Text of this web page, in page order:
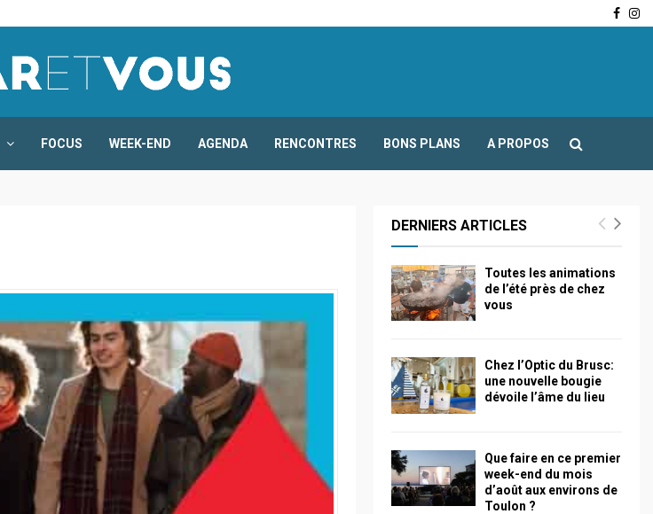
FOCUS WEEK-END AGENDA RENCONTRES BONS PLANS A PROPOS
DERNIERS ARTICLES
Toutes les animations
de l’été près de chez
vous
Chez l’Optic du Brusc:
une nouvelle bougie
dévoile l’âme du lieu
Que faire en ce premier
week-end du mois
d’août aux environs de
Toulon ?